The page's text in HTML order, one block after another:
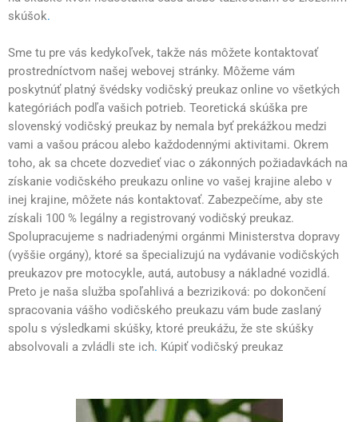
skúšok.
Sme tu pre vás kedykoľvek, takže nás môžete kontaktovať
prostredníctvom našej webovej stránky. Môžeme vám
poskytnúť platný švédsky vodičský preukaz online vo všetkých
kategóriách podľa vašich potrieb. Teoretická skúška pre
slovenský vodičský preukaz by nemala byť prekážkou medzi
vami a vašou prácou alebo každodennými aktivitami. Okrem
toho, ak sa chcete dozvedieť viac o zákonných požiadavkách na
získanie vodičského preukazu online vo vašej krajine alebo v
inej krajine, môžete nás kontaktovať. Zabezpečíme, aby ste
získali 100 % legálny a registrovaný vodičský preukaz.
Spolupracujeme s nadriadenými orgánmi Ministerstva dopravy
(vyššie orgány), ktoré sa špecializujú na vydávanie vodičských
preukazov pre motocykle, autá, autobusy a nákladné vozidlá.
Preto je naša služba spoľahlivá a bezriziková: po dokončení
spracovania vášho vodičského preukazu vám bude zaslaný
spolu s výsledkami skúšky, ktoré preukážu, že ste skúšky
absolvovali a zvládli ste ich. Kúpiť vodičský preukaz